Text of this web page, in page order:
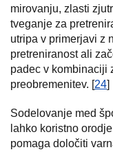
mirovanju, zlasti
tveganje za
utripa v primerjavi z
pretreniranost ali
padec v kombinaciji
preobremenitev. [24]
Sodelovanje med
lahko koristno
pomaga določiti